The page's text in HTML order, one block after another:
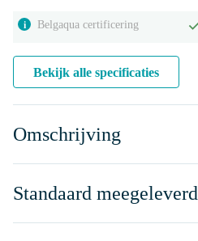
i Belgaqua certificering
Bekijk alle specificaties
Omschrijving
Standaard meegeleverd